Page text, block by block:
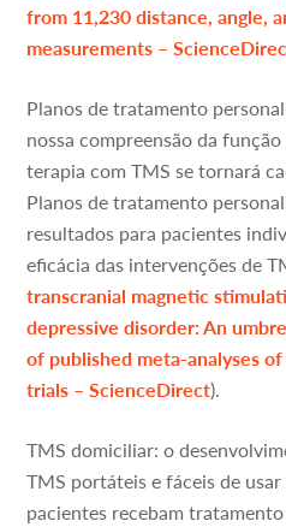
from 11,230 distance, angle,
measurements –
Planos de tratamento
nossa compreensão da
terapia com TMS se tornará
Planos de tratamento
resultados para pacientes
eficácia das intervenções de
transcranial magnetic
depressive disorder: An
of published meta-analyses
trials – ScienceDirect).
TMS domiciliar: o
TMS portáteis e fáceis de
pacientes recebam